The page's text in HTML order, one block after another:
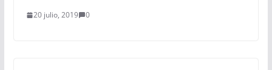
20 julio, 2019 0